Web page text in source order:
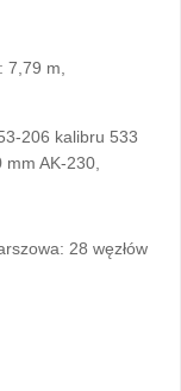
7,79 m,
206 kalibru 533
AK-230,
28 węzłów